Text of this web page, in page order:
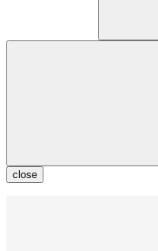
close